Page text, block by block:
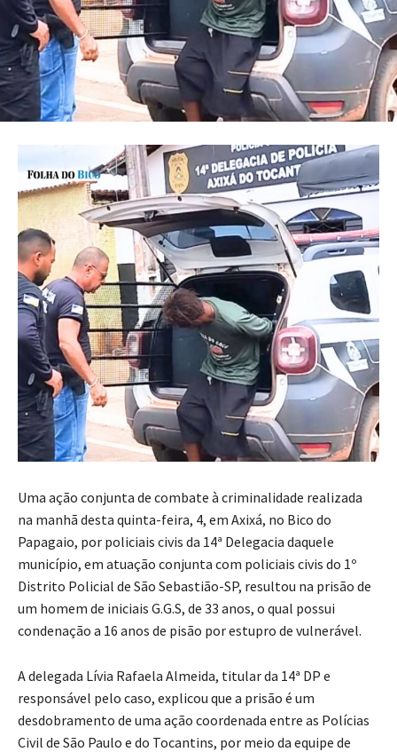
Uma ação conjunta de combate à criminalidade realizada
na manhã desta quinta-feira, 4, em Axixá, no Bico do
Papagaio, por policiais civis da 14ª Delegacia daquele
município, em atuação conjunta com policiais civis do 1º
Distrito Policial de São Sebastião-SP, resultou na prisão de
um homem de iniciais G.G.S, de 33 anos, o qual possui
condenação a 16 anos de pisão por estupro de vulnerável.
A delegada Lívia Rafaela Almeida, titular da 14ª DP e
responsável pelo caso, explicou que a prisão é um
desdobramento de uma ação coordenada entre as Polícias
Civil de São Paulo e do Tocantins, por meio da equipe de